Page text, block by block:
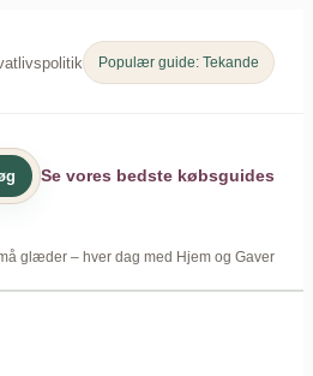
Populær guide: Tekande
Se vores bedste købsguides
glæder – hver dag med Hjem og Gaver